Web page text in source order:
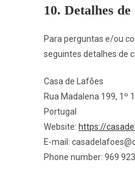
10. Detalhes
Para perguntas e/ou
seguintes detalhes de
Casa de Lafões
Rua Madalena 199, 1º
Portugal
Website: https://
E-mail: casadelafoes@
Phone number: 969